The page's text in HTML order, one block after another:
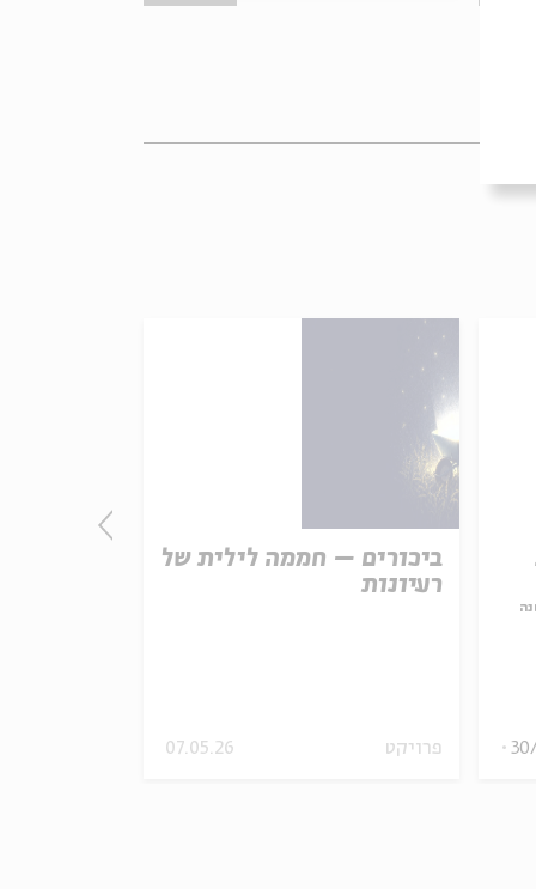
ביכורים – חממה לילית של
רעיונות
פרויקט 07.05.26